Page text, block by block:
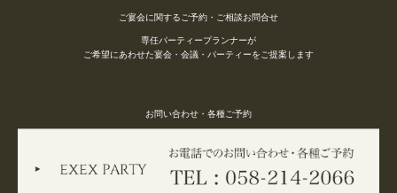
ご宴会に関するご予約・ご相談お問合せ
専任パーティープランナーが
ご希望にあわせた宴会・会議・パーティーをご提案します
お問い合わせ・各種ご予約